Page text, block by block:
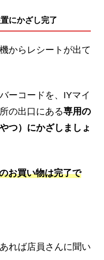
にかざし完了
からレシートが出て
ーコードを、IYマイ
の出口にある専用の
つ）にかざしましょ
お買い物は完了で
れば店員さんに聞い